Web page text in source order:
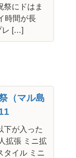
祭にドはま
時間が長
レ […]
（マル島
下が入った
拡張 ミニ拡
タイル ミニ